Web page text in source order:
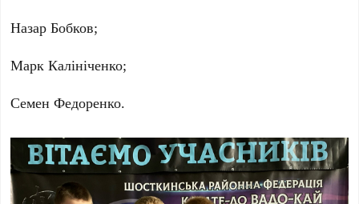
Назар Бобков;
Марк Калініченко;
Семен Федоренко.